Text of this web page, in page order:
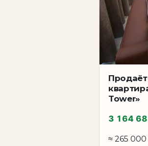
Tower»
3 164
≈ 265 000